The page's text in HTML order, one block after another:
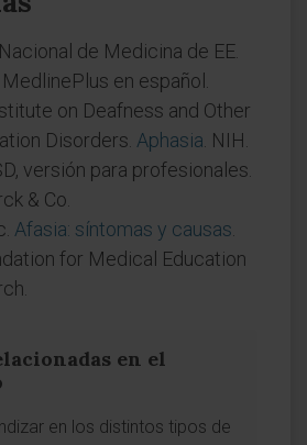
de Medicina de EE.
. MedlinePlus en español.
on Deafness and Other
Disorders. Aphasia . NIH.
versión para profesionales.
& Co.
Afasia: síntomas y causas
for Medical Education
en el
en los distintos tipos de